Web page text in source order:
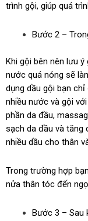
trình gội, giúp quá
Bước 2 –
Khi gội bên nên lưu
nước quá nóng sẽ
dụng dầu gội bạn
nhiều nước và gội
phần da đầu,
sạch da đầu và tăng
nhiều dầu cho thân
Trong trường hợp
nửa thân tóc đến
Bước 3 – Sau